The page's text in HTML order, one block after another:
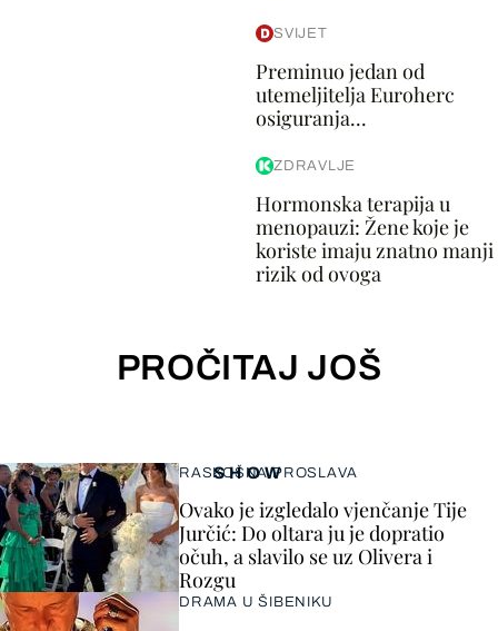
SVIJET
Preminuo jedan od
utemeljitelja Euroherc
osiguranja...
ZDRAVLJE
Hormonska terapija u
menopauzi: Žene koje je
koriste imaju znatno manji
rizik od ovoga
PROČITAJ JOŠ
SHOW
RASKOŠNA PROSLAVA
Ovako je izgledalo vjenčanje Tije
Jurčić: Do oltara ju je dopratio
očuh, a slavilo se uz Olivera i
Rozgu
DRAMA U ŠIBENIKU